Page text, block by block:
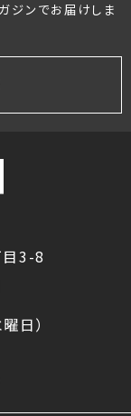
ジンでお届けしま
3-8
日）